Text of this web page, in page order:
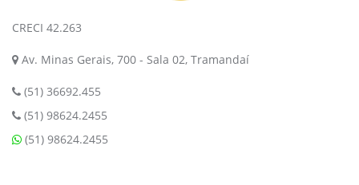
CRECI 42.263
Av. Minas Gerais, 700 - Sala 02, Tramandaí
(51) 36692.455
(51) 98624.2455
(51) 98624.2455